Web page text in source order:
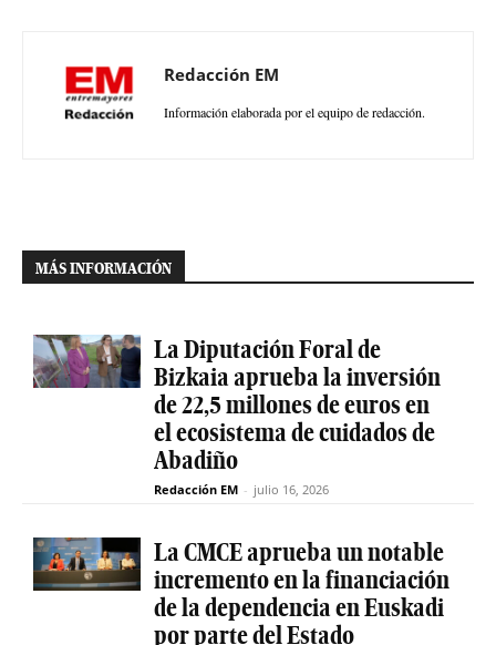
Redacción EM
Información elaborada por el equipo de redacción.
MÁS INFORMACIÓN
La Diputación Foral de
Bizkaia aprueba la inversión
de 22,5 millones de euros en
el ecosistema de cuidados de
Abadiño
Redacción EM - julio 16, 2026
La CMCE aprueba un notable
incremento en la financiación
de la dependencia en Euskadi
por parte del Estado